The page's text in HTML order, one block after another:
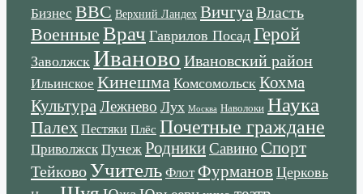
Бизнес ВВС Верхний Ландех ВичгуаВласть
Военные Врач Гаврилов Посад Герой
Заволжск Иваново Ивановский район
Ильинское Кинешма Комсомольск Кохма
Культура Лежнево Лух Москва Наволоки Наука
Палех Пестяки Плёс Почетные граждане
Приволжск Пучеж РодникиСавино Спорт
ТейковоУчитель Флот Фурманов Церковь